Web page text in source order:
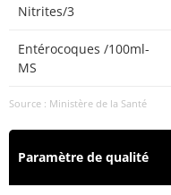
Nitrites/3
Entérocoques /100ml-
MS
Source : Ministère de la Santé
Paramètre de qualité